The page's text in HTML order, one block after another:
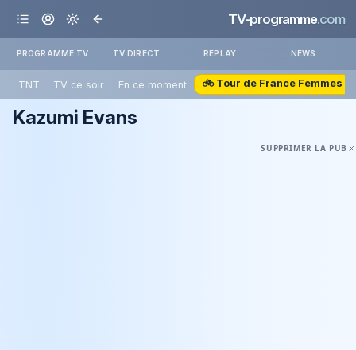
TV-programme.com
PROGRAMME TV TV DIRECT REPLAY NEWS
TNT TV ce soir En ce moment 🚲 Tour de France Femmes
Kazumi Evans
SUPPRIMER LA PUB